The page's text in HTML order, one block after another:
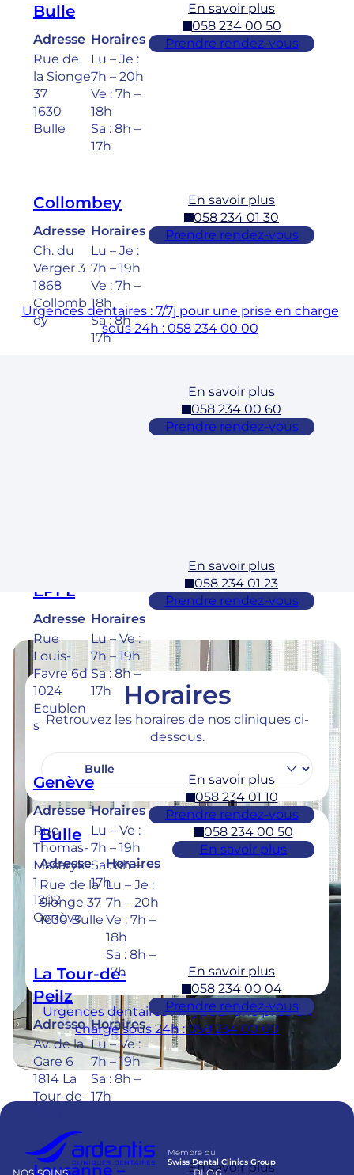
Bulle
Adresse
Rue de
la Sionge
37
1630
Bulle
Horaires
Lu – Je :
7h – 20h
Ve : 7h –
18h
Sa : 8h –
17h
En savoir plus
058 234 00 50
Prendre rendez-vous
Collombey
Adresse
Ch. du
Verger 3
1868
Collomb
ey
Horaires
Lu – Je :
7h – 19h
Ve : 7h –
18h
Sa : 8h –
17h
En savoir plus
058 234 01 30
Prendre rendez-vous
En savoir plus
058 234 00 60
Prendre rendez-vous
EPFL
Adresse
Rue
Louis-
Favre 6d
1024
Ecublen
s
Horaires
Lu – Ve :
7h – 19h
Sa : 8h –
17h
En savoir plus
058 234 01 23
Prendre rendez-vous
Genève
Adresse
Rue
Thomas-
Masaryk
1
1202
Genève
Horaires
Lu – Ve :
7h – 19h
Sa : 8h –
17h
En savoir plus
058 234 01 10
Prendre rendez-vous
La Tour-de-
Peilz
Adresse
Av. de la
Gare 6
1814 La
Tour-de-
Horaires
Lu – Ve :
7h – 19h
Sa : 8h –
17h
En savoir plus
058 234 00 04
Prendre rendez-vous
Lausanne –
En savoir plus
Urgences dentaires : 7/7j pour une prise en charge
sous 24h : 058 234 00 00
Horaires
Retrouvez les horaires de nos cliniques ci-
dessous.
Bulle
Adresse
Rue de la
Sionge 37
1630 Bulle
Horaires
Lu – Je :
7h – 20h
Ve : 7h –
18h
Sa : 8h –
17h
058 234 00 50
En savoir plus
Urgences dentaires : 7/7j pour une prise en
charge sous 24h : 058 234 00 00
Membre du
Swiss Dental Clinics Group